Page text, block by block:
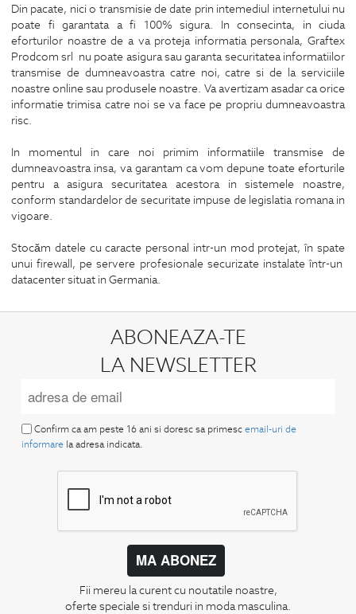
Din pacate, nici o transmisie de date prin intemediul internetului nu
poate fi garantata a fi 100% sigura. In consecinta, in ciuda
eforturilor noastre de a va proteja informatia personala, Graftex
Prodcom srl nu poate asigura sau garanta securitatea informatiilor
transmise de dumneavoastra catre noi, catre si de la serviciile
noastre online sau produsele noastre. Va avertizam asadar ca orice
informatie trimisa catre noi se va face pe propriu dumneavoastra
risc.
In momentul in care noi primim informatiile transmise de
dumneavoastra insa, va garantam ca vom depune toate eforturile
pentru a asigura securitatea acestora in sistemele noastre,
conform standardelor de securitate impuse de legislatia romana in
vigoare.
Stocăm datele cu caracte personal intr-un mod protejat, în spate
unui firewall, pe servere profesionale securizate instalate într-un
datacenter situat in Germania.
ABONEAZA-TE
LA NEWSLETTER
Confirm ca am peste 16 ani si doresc sa primesc email-uri de
informare la adresa indicata.
MA ABONEZ
Fii mereu la curent cu noutatile noastre,
oferte speciale si trenduri in moda masculina.